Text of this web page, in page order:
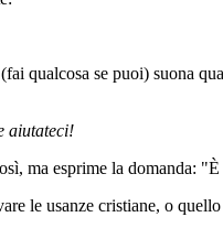
qualcosa se puoi) suona
aiutateci!
ma esprime la domanda:
le usanze cristiane, o